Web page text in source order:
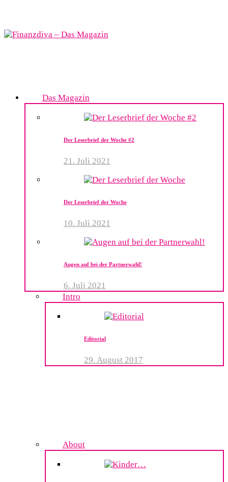
Das Magazin
Der Leserbrief der Woche #2
21. Juli 2021
Der Leserbrief der Woche
10. Juli 2021
Augen auf bei der Partnerwahl!
6. Juli 2021
Intro
Editorial
29. August 2017
About